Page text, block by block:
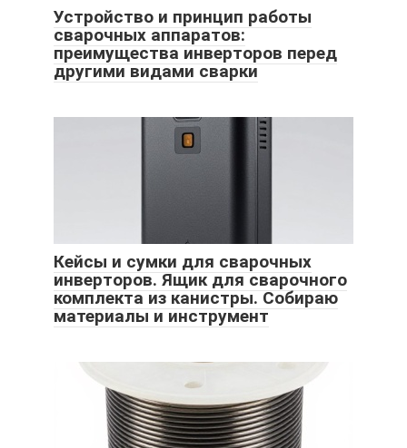
Устройство и принцип работы
сварочных аппаратов:
преимущества инверторов перед
другими видами сварки
Кейсы и сумки для сварочных
инверторов. Ящик для сварочного
комплекта из канистры. Собираю
материалы и инструмент